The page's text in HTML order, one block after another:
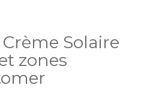
Solaire
zones